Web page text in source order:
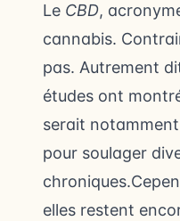
Le CBD,
cannabis.
pas. Autrement
études ont
serait
pour soulager
elles restent